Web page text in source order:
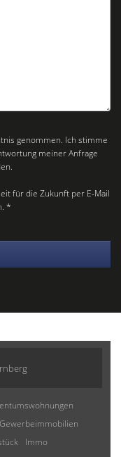
genommen. Ich stimme
meiner Anfrage
für die Zukunft per E-Mail
*
Gewerbeimmobilien
Immo